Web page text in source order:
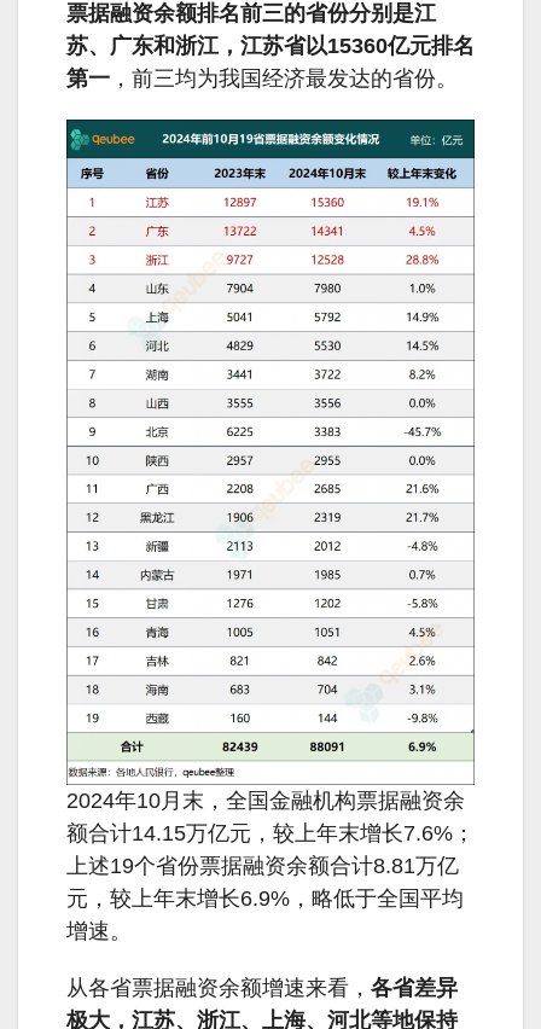
票据融资余额排名前三的省份分别是江
苏、广东和浙江，江苏省以15360亿元排名
第一 ，前三均为我国经济最发达的省份。
2024年10月末，全国金融机构票据融资余
额合计14.15万亿元，较上年末增长7.6%；
上述19个省份票据融资余额合计8.81万亿
元，较上年末增长6.9%，略低于全国平均
增速。
从各省票据融资余额增速来看， 各省差异
极大，江苏、浙江、上海、河北等地保持